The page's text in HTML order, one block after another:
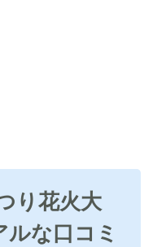
り花火大
な口コミ